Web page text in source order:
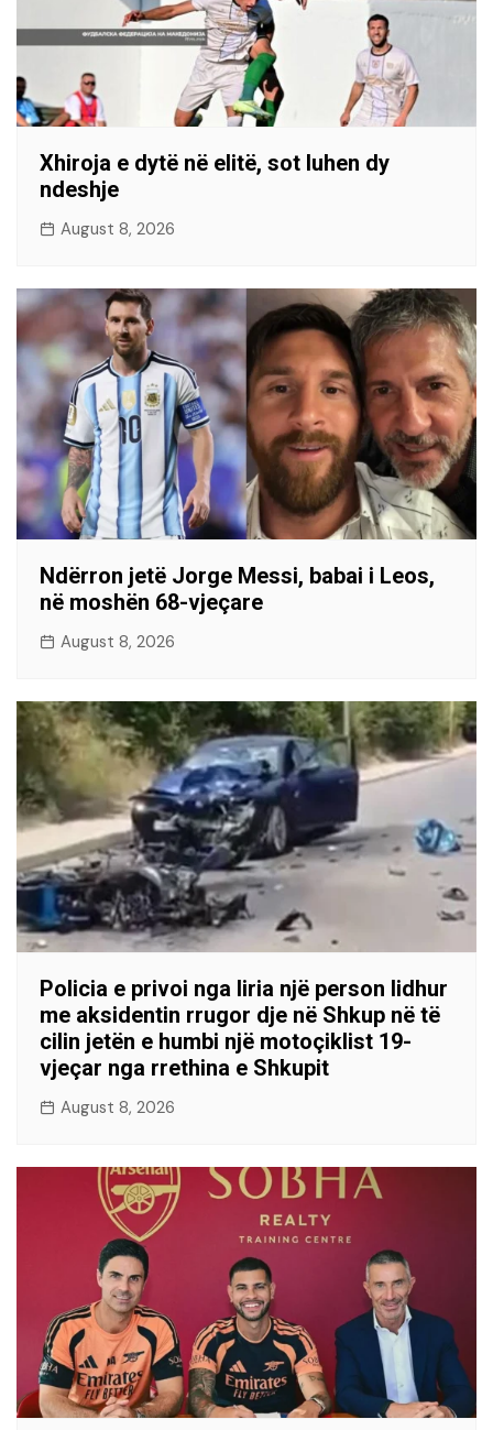
Xhiroja e dytë në elitë, sot luhen dy
ndeshje
August 8, 2026
Ndërron jetë Jorge Messi, babai i Leos,
në moshën 68-vjeçare
August 8, 2026
Policia e privoi nga liria një person lidhur
me aksidentin rrugor dje në Shkup në të
cilin jetën e humbi një motoçiklist 19-
vjeçar nga rrethina e Shkupit
August 8, 2026